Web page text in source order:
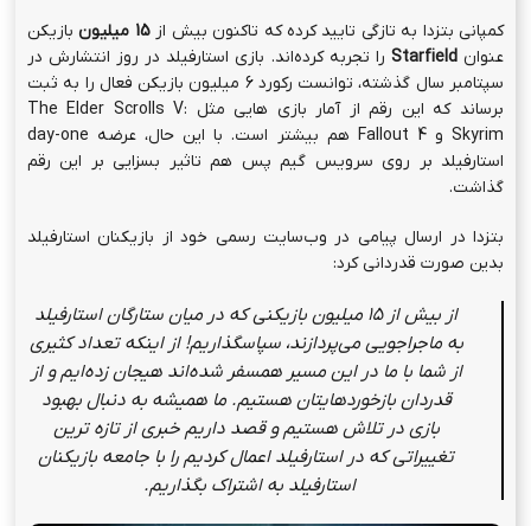
کمپانی بتزدا به تازگی تایید کرده که تاکنون بیش از15 میلیون
بازیکن
عنوانStarfield را تجربه کرده‌اند. بازی استارفیلد در روز انتشارش در
سپتامبر سال گذشته، توانست رکورد 6 میلیون بازیکن فعال را به ثبت
برساند که این رقم از آمار بازی هایی مثل The Elder Scrolls V:
Skyrim و Fallout 4 هم بیشتر است. با این حال، عرضه day-one
استارفیلد بر روی سرویس گیم پس هم تاثیر بسزایی بر این رقم
گذاشت.
بتزدا در ارسال پیامی در وب‌سایت رسمی خود از بازیکنان استارفیلد
بدین صورت قدردانی کرد:
از بیش از 15 میلیون بازیکنی که در میان ستارگان استارفیلد
به ماجراجویی می‌پردازند، سپاسگذاریم! از اینکه تعداد کثیری
از شما با ما در این مسیر همسفر شده‌اند هیجان زده‌ایم و از
قدردان بازخوردهایتان هستیم. ما همیشه به دنبال بهبود
بازی در تلاش هستیم و قصد داریم خبری از تازه ترین
تغییراتی که در استارفیلد اعمال کردیم را با جامعه بازیکنان
استارفیلد به اشتراک بگذاریم.